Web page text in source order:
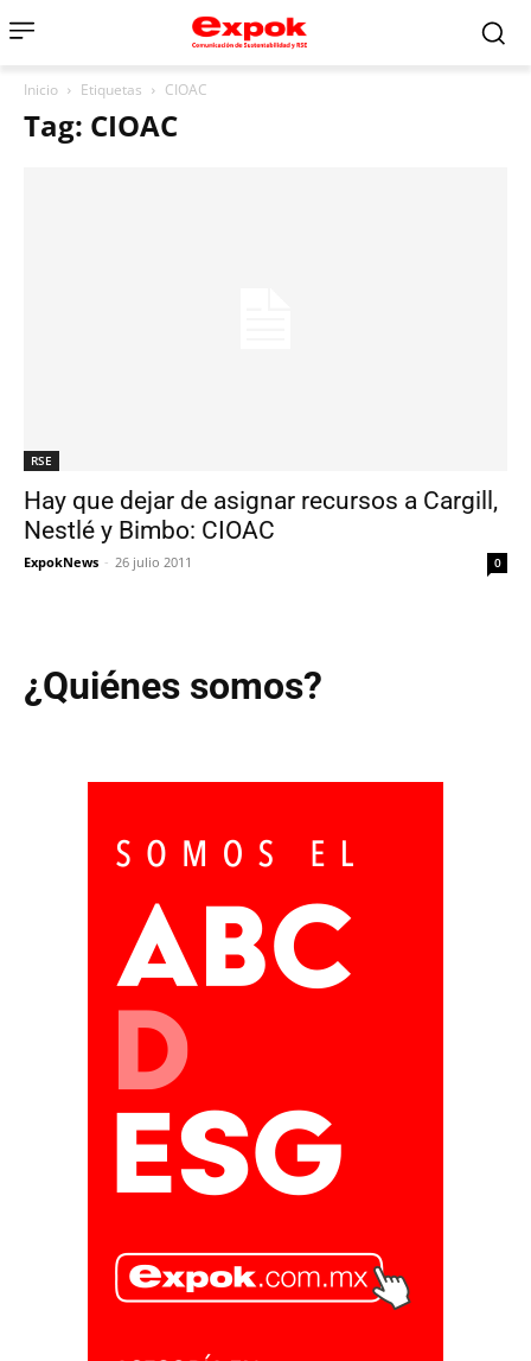
Inicio Etiquetas CIOAC
Tag: CIOAC
RSE
Hay que dejar de asignar recursos a Cargill,
Nestlé y Bimbo: CIOAC
ExpokNews - 26 julio 2011 0
¿Quiénes somos?